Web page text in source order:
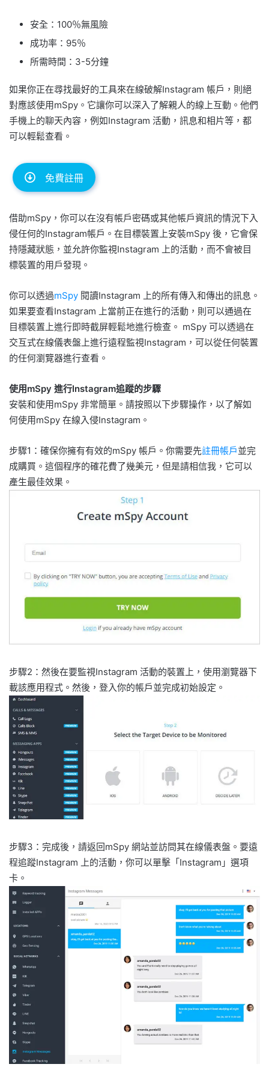
安全：100％無風險
成功率：95％
所需時間：3-5分鐘
如果你正在尋找最好的工具來在線破解Instagram 帳戶，則絕
對應該使用mSpy。它讓你可以深入了解親人的線上互動。他們
手機上的聊天內容，例如Instagram 活動，訊息和相片等，都
可以輕鬆查看。
免費註冊
借助mSpy，你可以在沒有帳戶密碼或其他帳戶資訊的情況下入
侵任何的Instagram帳戶。在目標裝置上安裝mSpy 後，它會保
持隱藏狀態，並允許你監視Instagram 上的活動，而不會被目
標裝置的用戶發現。
你可以透過mSpy 閱讀Instagram 上的所有傳入和傳出的訊息。
如果要查看Instagram 上當前正在進行的活動，則可以通過在
目標裝置上進行即時截屏輕鬆地進行檢查。 mSpy 可以透過在
交互式在線儀表盤上進行遠程監視Instagram，可以從任何裝置
的任何瀏覽器進行查看。
使用mSpy 進行Instagram追蹤的步驟
安裝和使用mSpy 非常簡單。請按照以下步驟操作，以了解如
何使用mSpy 在線入侵Instagram。
步驟1：確保你擁有有效的mSpy 帳戶。你需要先註冊帳戶並完
成購買。這個程序的確花費了幾美元，但是請相信我，它可以
產生最佳效果。
步驟2：然後在要監視Instagram 活動的裝置上，使用瀏覽器下
載該應用程式。然後，登入你的帳戶並完成初始設定。
步驟3：完成後，請返回mSpy 網站並訪問其在線儀表盤。要遠
程追蹤Instagram 上的活動，你可以單擊「Instagram」選項
卡。